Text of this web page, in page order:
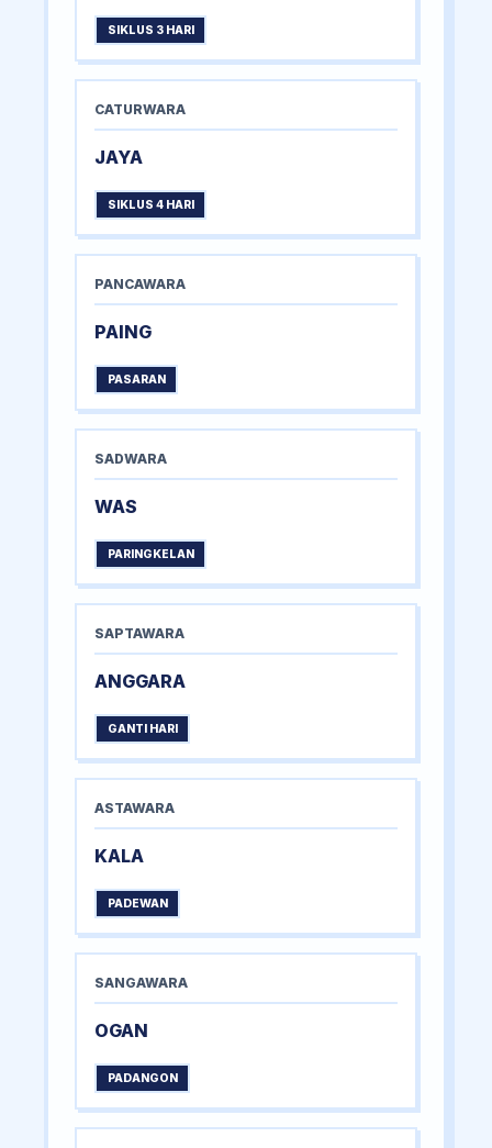
SIKLUS 3 HARI
CATURWARA
JAYA
SIKLUS 4 HARI
PANCAWARA
PAING
PASARAN
SADWARA
WAS
PARINGKELAN
SAPTAWARA
ANGGARA
GANTI HARI
ASTAWARA
KALA
PADEWAN
SANGAWARA
OGAN
PADANGON